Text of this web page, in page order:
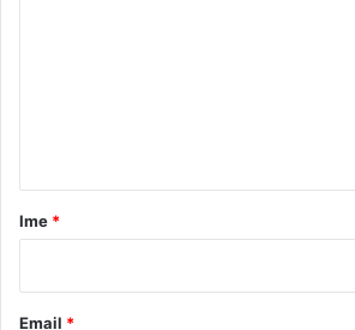
rIme *
Email *